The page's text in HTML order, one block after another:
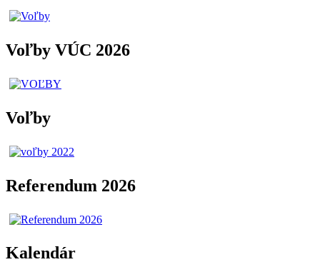
Voľby VÚC 2026
Voľby
Referendum 2026
Kalendár